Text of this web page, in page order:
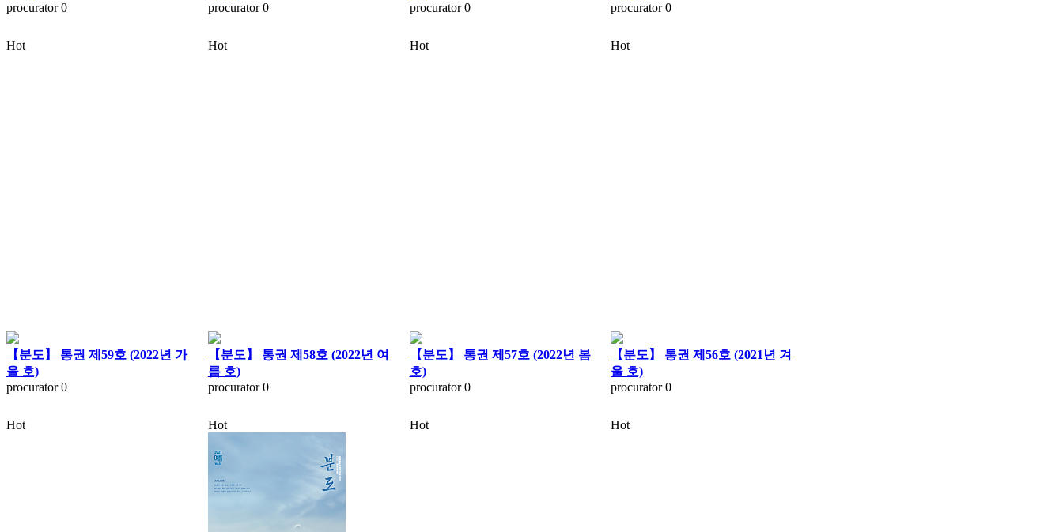
procurator 0
procurator 0
procurator 0
procurator 0
Hot
【분도】 통권 제59호 (2022년 가
을 호)
procurator 0
Hot
【분도】 통권 제58호 (2022년 여
름 호)
procurator 0
Hot
【분도】 통권 제57호 (2022년 봄
호)
procurator 0
Hot
【분도】 통권 제56호 (2021년 겨
울 호)
procurator 0
Hot Hot Hot Hot